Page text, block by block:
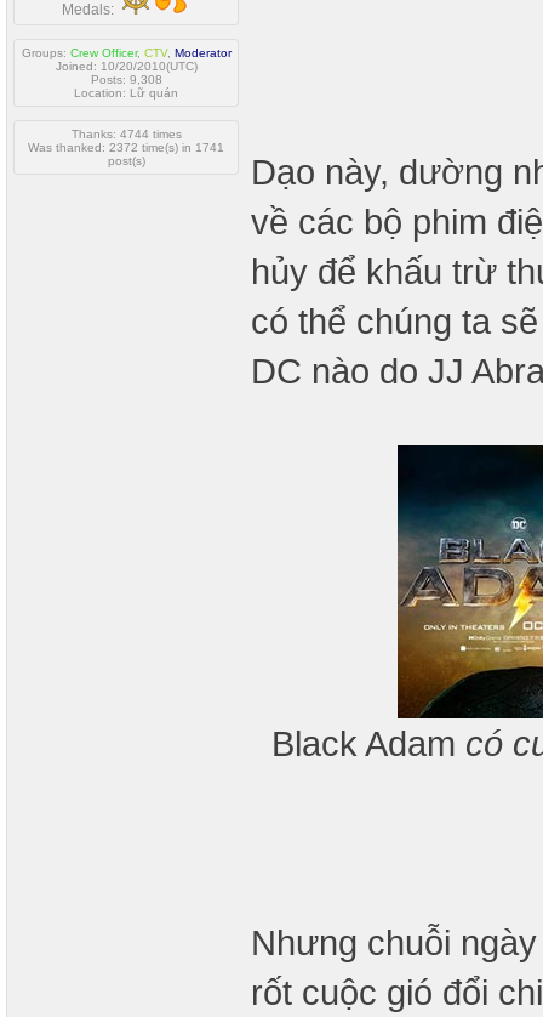
Medals:
Groups: Crew Officer, CTV, Moderator
Joined: 10/20/2010(UTC)
Posts: 9,308
Location: Lữ quán
Thanks: 4744 times
Was thanked: 2372 time(s) in 1741
post(s)
Dạo này, dường
về các bộ phim
hủy để khấu trừ
có thể chúng ta
DC nào do JJ
Black Adam có
Nhưng chuỗi
rốt cuộc gió đổi